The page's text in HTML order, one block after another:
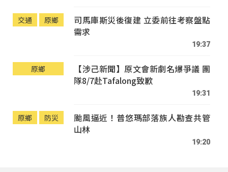
交通 原鄉
司馬庫斯災後復建 立委前往考察盤點
需求
19:37
原鄉
【涉己新聞】原文會新劇名爆爭議 團
隊8/7赴Tafalong致歉
19:31
原鄉 防災
颱風逼近！普悠瑪部落族人勘查共管
山林
19:20